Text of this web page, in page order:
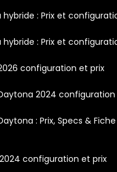
: Prix et
: Prix et
configuration et prix
2024
: Prix, Specs & Fiche
configuration et prix